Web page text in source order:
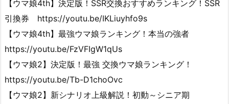
【ウマ娘4th】決定版！SSR交換おすすめランキング！SSR
引換券 https://youtu.be/IKLiuyhfo9s
【ウマ娘4th】最強ウマ娘ランキング！本当の強者
https://youtu.be/FzVFIgW1qUs
【ウマ娘2】決定版！最強 交換ウマ娘ランキング！
https://youtu.be/Tb-D1choOvc
【ウマ娘2】新シナリオ上級解説！初動～シニア期